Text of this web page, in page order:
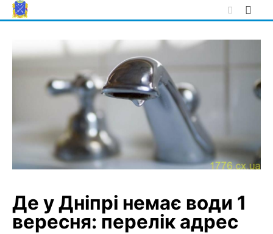
Skip
to
Де у Дніпрі немає води 1
вересня: перелік адрес